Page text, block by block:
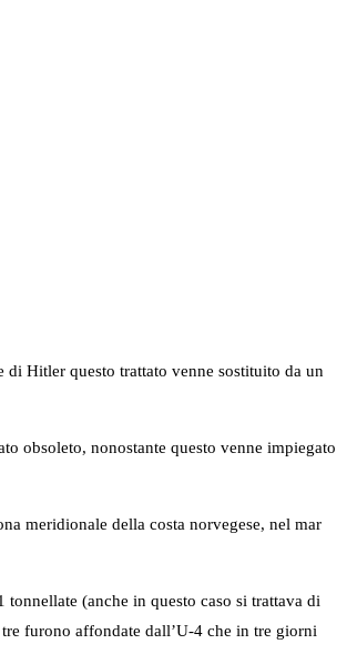
Hitler questo trattato venne sostituito da un
obsoleto, nonostante questo venne impiegato
meridionale della costa norvegese, nel mar
(anche in questo caso si trattava di
furono affondate dall’U-4 che in tre giorni